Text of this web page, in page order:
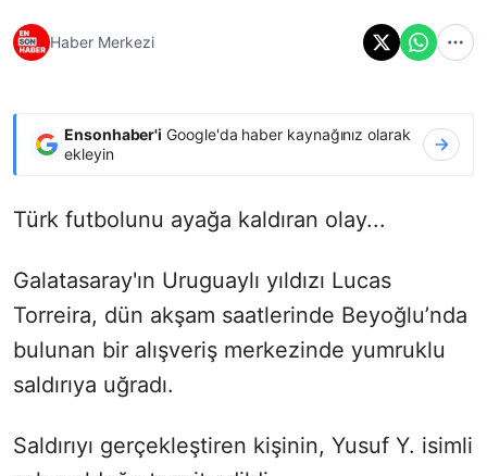
Haber Merkezi
Ensonhaber'i Google'da haber kaynağınız olarak
ekleyin
Türk futbolunu ayağa kaldıran olay...
Galatasaray'ın Uruguaylı yıldızı Lucas
Torreira, dün akşam saatlerinde Beyoğlu’nda
bulunan bir alışveriş merkezinde yumruklu
saldırıya uğradı.
Saldırıyı gerçekleştiren kişinin, Yusuf Y. isimli